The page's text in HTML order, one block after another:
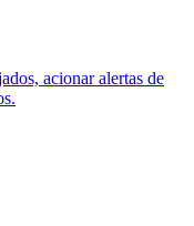
acionar alertas de